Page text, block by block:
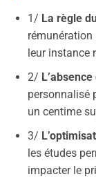
1/ La règle
rémunération
leur instance
2/
personnalisé
un centime
3/
les études
impacter le